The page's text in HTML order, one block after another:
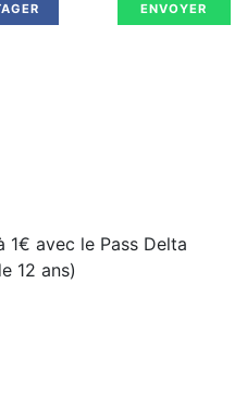
ENVOYER
1€ avec le Pass Delta
12 ans)